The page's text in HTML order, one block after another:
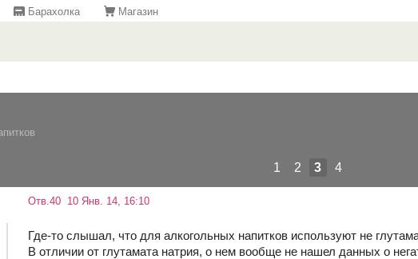
Барахолка Магазин
1 2 3 4
Отв.40 10 Янв. 14, 16:10
Где-то слышал, что для алкогольных напитков используют не
В отличии от глутамата натрия, о нем вообще не нашел данных о